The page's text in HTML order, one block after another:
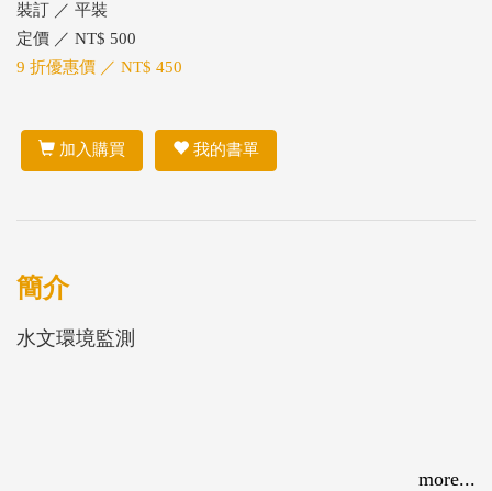
裝訂 ／ 平裝
定價 ／ NT$ 500
9 折優惠價 ／ NT$ 450
加入購買 我的書單
簡介
水文環境監測
more...